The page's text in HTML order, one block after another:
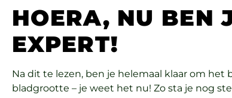
HOERA, NU BEN
EXPERT!
Na dit te lezen, ben je helemaal klaar om het
bladgrootte – je weet het nu! Zo sta je nog